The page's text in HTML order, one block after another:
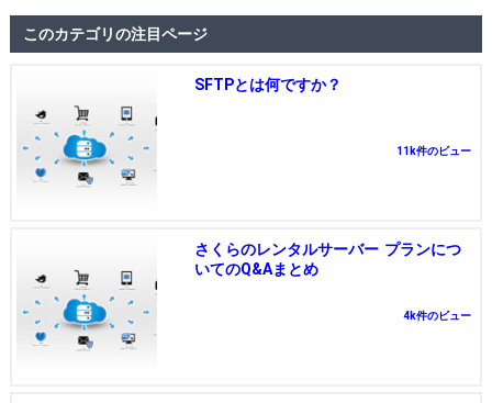
このカテゴリの注目ページ
SFTPとは何ですか？
11k件のビュー
さくらのレンタルサーバー プランにつ
いてのQ&Aまとめ
4k件のビュー